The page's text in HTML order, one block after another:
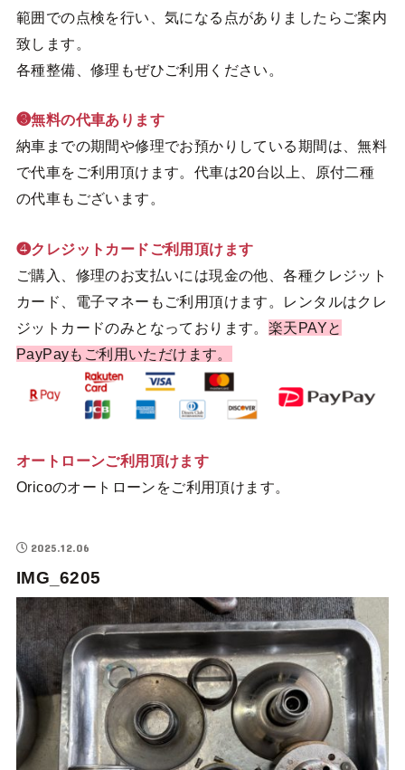
範囲での点検を行い、気になる点がありましたらご案内
致します。
各種整備、修理もぜひご利用ください。
❸無料の代車あります
納車までの期間や修理でお預かりしている期間は、無料
で代車をご利用頂けます。代車は20台以上、原付二種
の代車もございます。
❹クレジットカードご利用頂けます
ご購入、修理のお支払いには現金の他、各種クレジット
カード、電子マネーもご利用頂けます。レンタルはクレ
ジットカードのみとなっております。 楽天PAYと
PayPayもご利用いただけます。
オートローンご利用頂けます
Oricoのオートローンをご利用頂けます。
2025.12.06
IMG_6205